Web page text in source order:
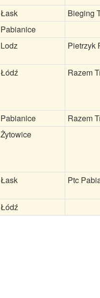
Łask
Bieging
Pabianice
Lodz Pietrzyk
Łódź Razem
Pabianice
Razem
Żytowice
Łask Ptc
Łódź